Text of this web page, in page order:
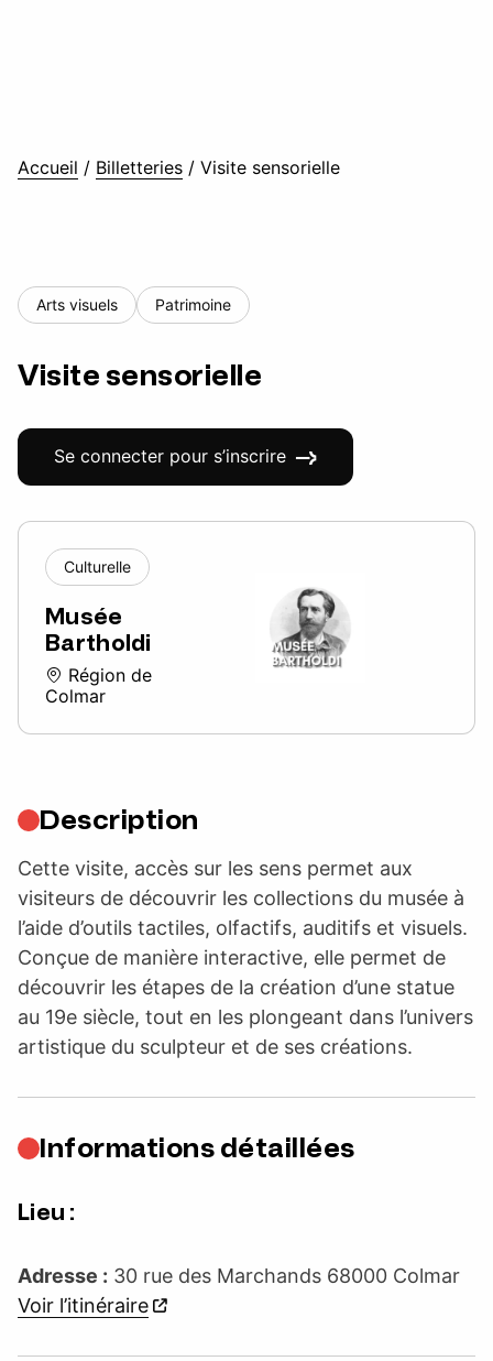
Accueil / Billetteries / Visite sensorielle
Arts visuels Patrimoine
Visite sensorielle
Se connecter pour s’inscrire
Culturelle
Musée
Bartholdi
Région de
Colmar
Description
Cette visite, accès sur les sens permet aux
visiteurs de découvrir les collections du musée à
l’aide d’outils tactiles, olfactifs, auditifs et visuels.
Conçue de manière interactive, elle permet de
découvrir les étapes de la création d’une statue
au 19e siècle, tout en les plongeant dans l’univers
artistique du sculpteur et de ses créations.
Informations détaillées
Lieu :
Adresse : 30 rue des Marchands 68000 Colmar
Voir l’itinéraire